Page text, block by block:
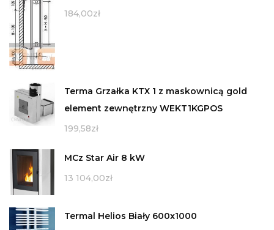
184,00zł
Terma Grzałka KTX 1 z maskownicą gold
element zewnętrzny WEKT1KGPOS
199,58zł
MCz Star Air 8 kW
13 104,00zł
Termal Helios Biały 600x1000